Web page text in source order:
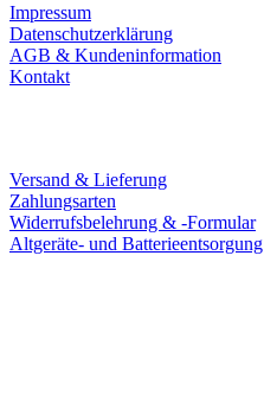
Impressum
Datenschutzerklärung
AGB & Kundeninformation
Kontakt
Versand & Lieferung
Zahlungsarten
Widerrufsbelehrung & -Formular
Altgeräte- und Batterieentsorgung